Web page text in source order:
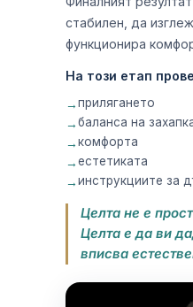
стабилен, да
функционира
На този етап
прилягането
баланса на
комфорта
естетиката
инструкциите за
Целта не е
Целта е да ви
вписва